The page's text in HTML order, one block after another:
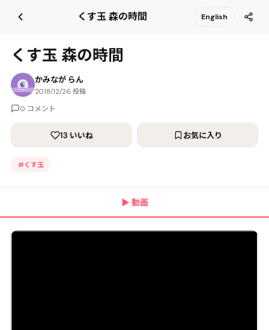
くす玉 森の時間 English
くす玉 森の時間
かみなが らん
2018/12/26 投稿
0 コメント
13 いいね お気に入り
# くす玉
▶ 動画